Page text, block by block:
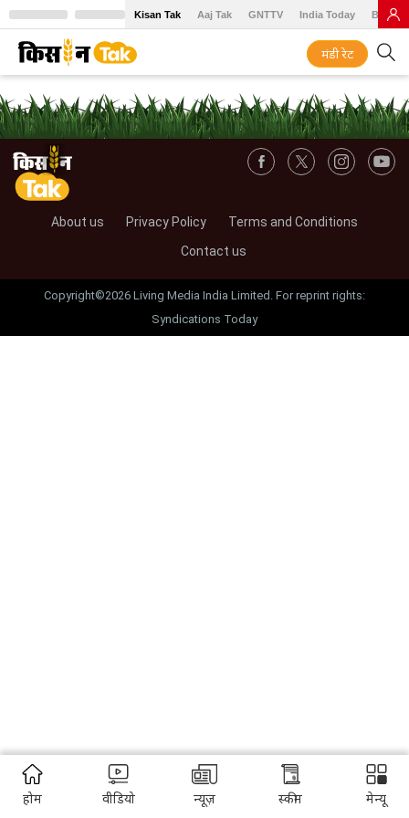
Kisan Tak Aaj Tak GNTTV India Today BT
मंडी रेट
About us Privacy Policy
Terms and Conditions
Contact us
Copyright©2026 Living Media India Limited. For reprint rights:
Syndications Today
होम वीडियो न्यूज़ स्कीम मेन्यू